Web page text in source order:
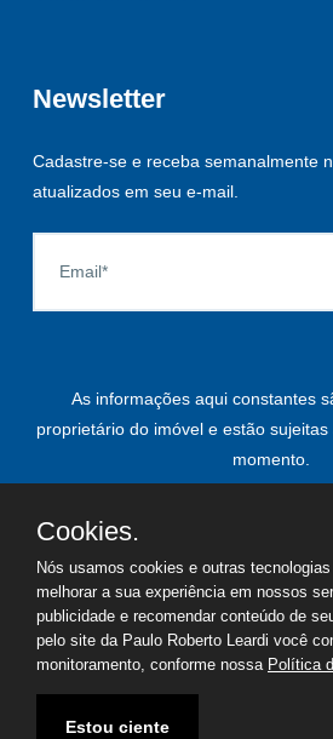
Newsletter
Cadastre-se e receba semanalmente
atualizados em seu e-mail.
As informações aqui constantes
proprietário do imóvel e estão
momento.
©2026Copyright - Paulo Roberto
reservados
Termos de uso Política
Cookies.
Nós usamos cookies e outras
melhorar a sua experiência em nossos
publicidade e recomendar conteúdo de
pelo site da Paulo Roberto Leardi você
monitoramento, conforme nossa Política
Estou ciente